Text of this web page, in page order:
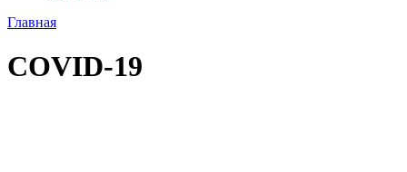
Главная
COVID-19